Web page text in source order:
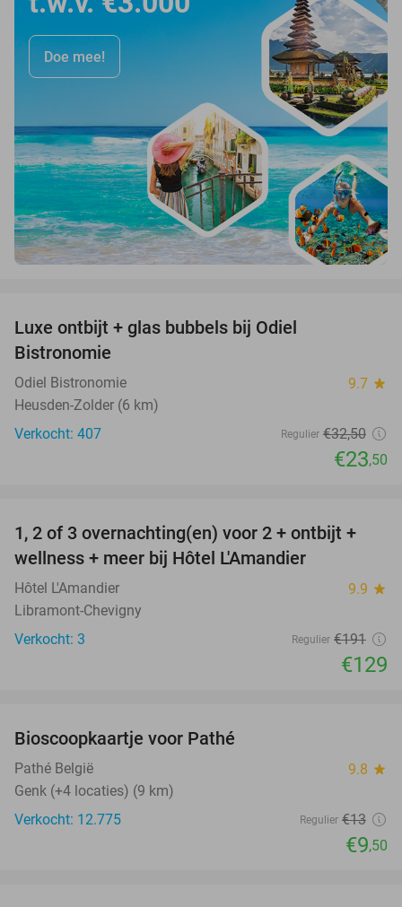
Doe mee!
Luxe ontbijt + glas bubbels bij Odiel
Bistronomie
Odiel Bistronomie 9.7 star
Heusden-Zolder (6 km)
Verkocht: 407
Regulier €32,50
€23,50
32%
TODAY
1, 2 of 3 overnachting(en) voor 2 + ontbijt +
wellness + meer bij Hôtel L'Amandier
Hôtel L'Amandier 9.9 star
Libramont-Chevigny
Verkocht: 3
Regulier €191
€129
Bioscoopkaartje voor Pathé
Pathé België 9.8 star
Genk (+4 locaties) (9 km)
Verkocht: 12.775
Regulier €13
€9,50